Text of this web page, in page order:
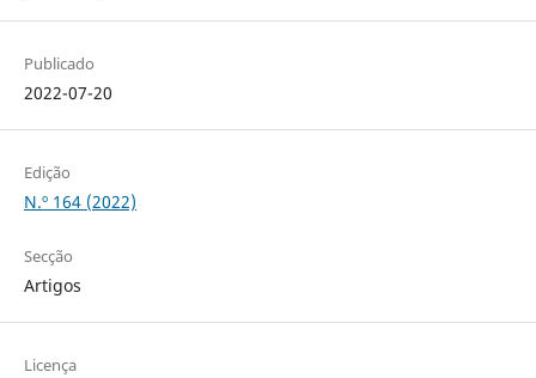
Publicado
2022-07-20
Edição
N.º 164 (2022)
Secção
Artigos
Licença